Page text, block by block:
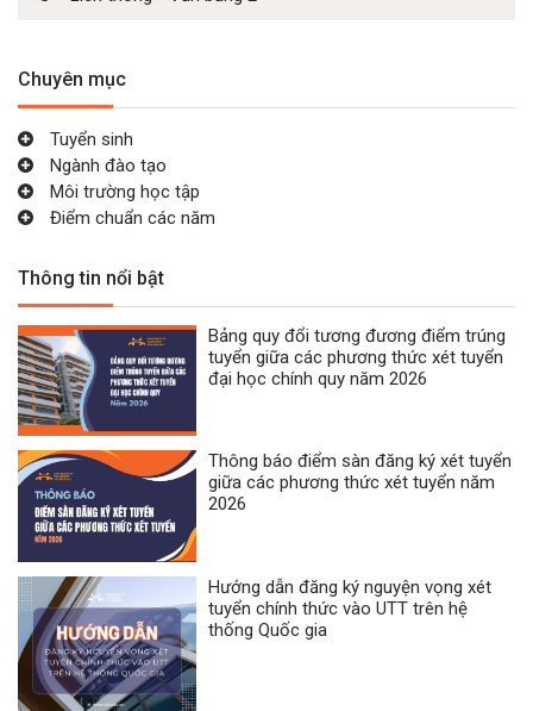
Chuyên mục
Tuyển sinh
Ngành đào tạo
Môi trường học tập
Điểm chuẩn các năm
Thông tin nổi bật
Bảng quy đổi tương đương điểm trúng
tuyển giữa các phương thức xét tuyển
đại học chính quy năm 2026
Thông báo điểm sàn đăng ký xét tuyển
giữa các phương thức xét tuyển năm
2026
Hướng dẫn đăng ký nguyện vọng xét
tuyển chính thức vào UTT trên hệ
thống Quốc gia